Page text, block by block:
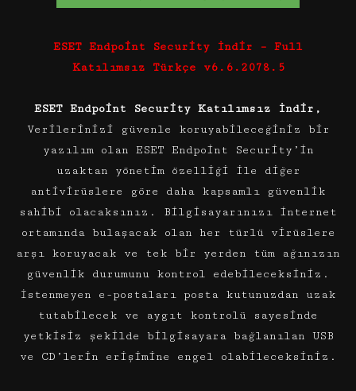
ESET Endpoint Security İndir – Full
Katılımsız Türkçe v6.6.2078.5
ESET Endpoint Security Katılımsız İndir,
Verilerinizi güvenle koruyabileceğiniz bir
yazılım olan ESET Endpoint Security’in
uzaktan yönetim özelliği ile diğer
antivirüslere göre daha kapsamlı güvenlik
sahibi olacaksınız. Bilgisayarınızı internet
ortamında bulaşacak olan her türlü virüslere
arşı koruyacak ve tek bir yerden tüm ağınızın
güvenlik durumunu kontrol edebileceksiniz.
İstenmeyen e-postaları posta kutunuzdan uzak
tutabilecek ve aygıt kontrolü sayesinde
yetkisiz şekilde bilgisayara bağlanılan USB
ve CD’lerin erişimine engel olabileceksiniz.